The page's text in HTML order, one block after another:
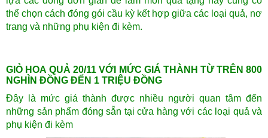
thể chọn cách đóng gói cầu kỳ kết hợp giữa các loại quả, nơ
trang và những phụ kiện đi kèm.
GIỎ HOA QUẢ 20/11 VỚI MỨC GIÁ THÀNH TỪ TRÊN 800
NGHÌN ĐỒNG ĐẾN 1 TRIỆU ĐỒNG
Đây là mức giá thành được nhiều người quan tâm đến
những sản phẩm đóng sẵn tại cửa hàng với các loại quả và
phụ kiện đi kèm